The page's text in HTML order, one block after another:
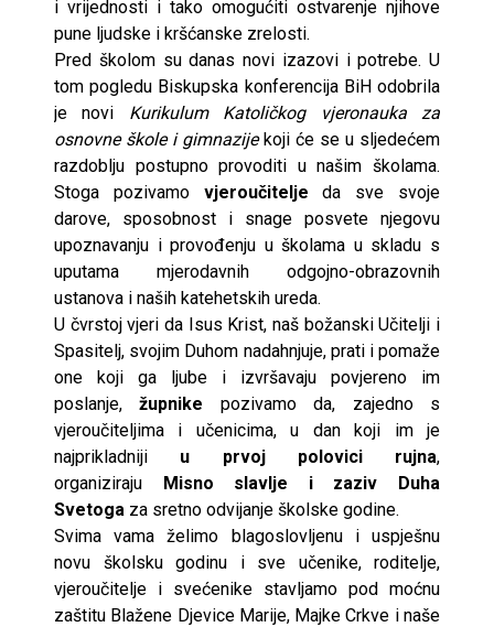
i vrijednosti i tako omogućiti ostvarenje njihove
pune ljudske i kršćanske zrelosti.
Pred školom su danas novi izazovi i potrebe. U
tom pogledu Biskupska konferencija BiH odobrila
je novi Kurikulum Katoličkog vjeronauka za
osnovne škole i gimnazijekoji će se u sljedećem
razdoblju postupno provoditi u našim školama.
Stoga pozivamo vjeroučiteljeda sve svoje
darove, sposobnost i snage posvete njegovu
upoznavanju i provođenju u školama u skladu s
uputama mjerodavnih odgojno-obrazovnih
ustanova i naših katehetskih ureda.
U čvrstoj vjeri da Isus Krist, naš božanski Učitelji i
Spasitelj, svojim Duhom nadahnjuje, prati i pomaže
one koji ga ljube i izvršavaju povjereno im
poslanje,župnike pozivamo da, zajedno s
vjeroučiteljima i učenicima, u dan koji im je
najprikladniji u prvoj polovici rujna,
organiziraju Misno slavlje i zaziv Duha
Svetoga za sretno odvijanje školske godine.
Svima vama želimo blagoslovljenu i uspješnu
novu školsku godinu i sve učenike, roditelje,
vjeroučitelje i svećenike stavljamo pod moćnu
zaštitu Blažene Djevice Marije, Majke Crkve i naše